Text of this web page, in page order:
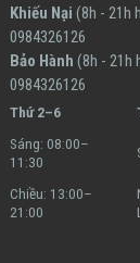
Khiếu Nại (8h - 21h
0984326126
Bảo Hành (8h - 21h
0984326126
Thứ 2–6
Sáng: 08:00–
11:30
Chiều: 13:00–
21:00